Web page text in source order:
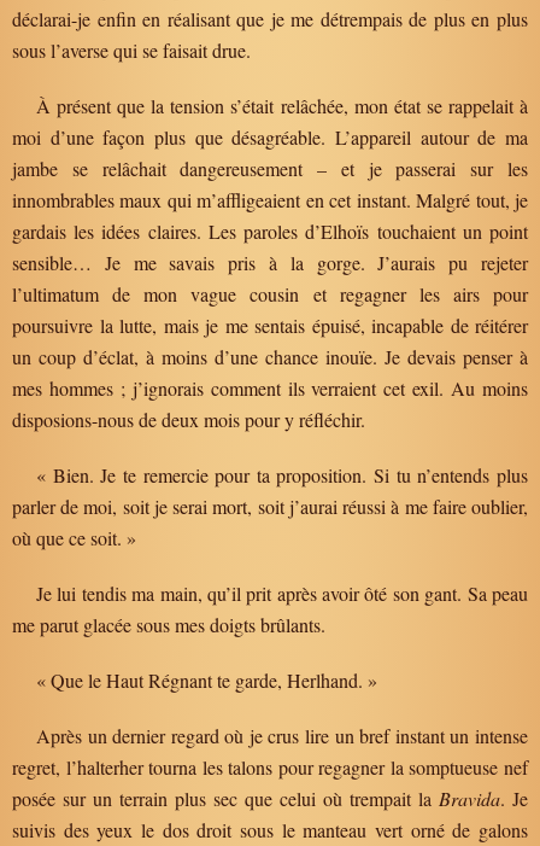
déclarai-je enfin en réalisant que je me détrempais de plus en plus
sous l’averse qui se faisait drue.
À présent que la tension s’était relâchée, mon état se rappelait à
moi d’une façon plus que désagréable. L’appareil autour de ma
jambe se relâchait dangereusement – et je passerai sur les
innombrables maux qui m’affligeaient en cet instant. Malgré tout, je
gardais les idées claires. Les paroles d’Elhoïs touchaient un point
sensible… Je me savais pris à la gorge. J’aurais pu rejeter
l’ultimatum de mon vague cousin et regagner les airs pour
poursuivre la lutte, mais je me sentais épuisé, incapable de réitérer
un coup d’éclat, à moins d’une chance inouïe. Je devais penser à
mes hommes ; j’ignorais comment ils verraient cet exil. Au moins
disposions-nous de deux mois pour y réfléchir.
« Bien. Je te remercie pour ta proposition. Si tu n’entends plus
parler de moi, soit je serai mort, soit j’aurai réussi à me faire oublier,
où que ce soit. »
Je lui tendis ma main, qu’il prit après avoir ôté son gant. Sa peau
me parut glacée sous mes doigts brûlants.
« Que le Haut Régnant te garde, Herlhand. »
Après un dernier regard où je crus lire un bref instant un intense
regret, l’halterher tourna les talons pour regagner la somptueuse nef
posée sur un terrain plus sec que celui où trempait la Bravida. Je
suivis des yeux le dos droit sous le manteau vert orné de galons